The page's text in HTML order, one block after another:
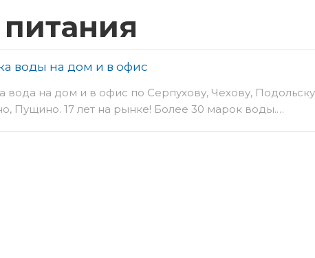
воды на дом и в офис
вода на дом и в офис по Серпухову, Чехову,
Пущино. 17 лет на рынке! Более 30 марок воды.…